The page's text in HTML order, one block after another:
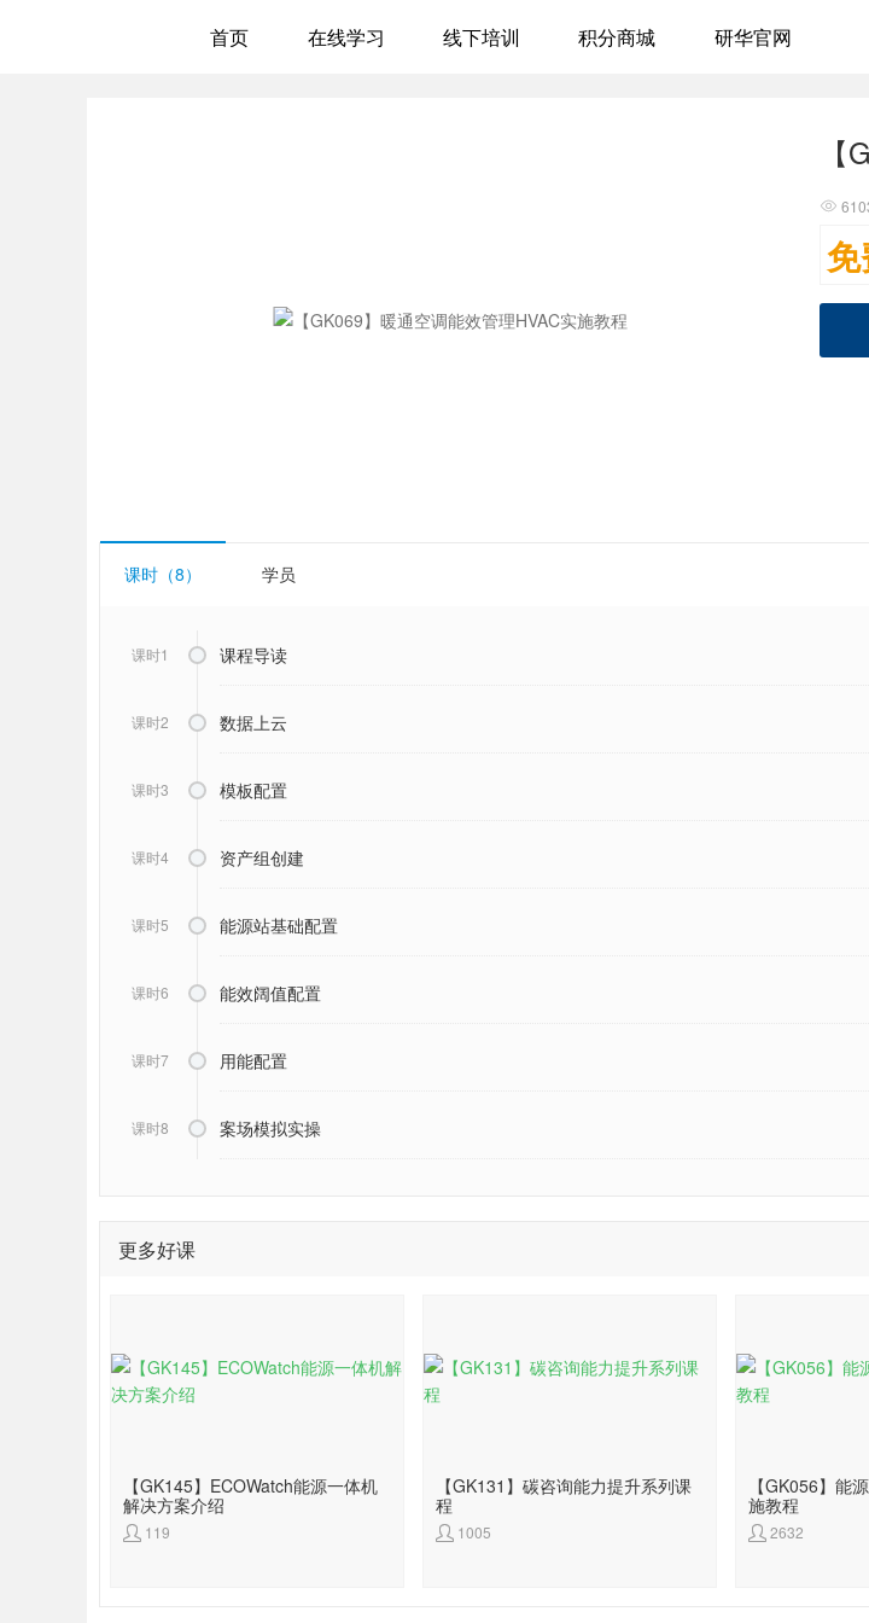
首页 在线学习 线下培训 积分商城 研华官网

课时（8） 学员
课时1 课程导读
课时2 数据上云
课时3 模板配置
课时4 资产组创建
课时5 能源站基础配置
课时6 能效阔值配置
课时7 用能配置
课时8 案场模拟实操
更多好课
【GK145】ECOWatch能源一体机
解决方案介绍
 119
【GK131】碳咨询能力提升系列课
程
 1005
【GK056】能
施教程
 2632